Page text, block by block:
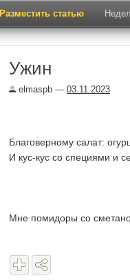
Разместить статью
Ужин
elmaspb — 03.11.2023
Благоверному салат:
И кус-кус со специями и
Мне помидоры со